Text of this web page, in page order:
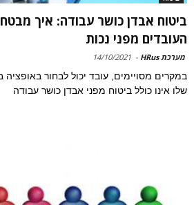
ביטוח אבדן כושר עבודה: איך
העובדים מפני נכות
מערכת HRus -
14/10/2021
במקרים מסויימים, עובד יכול לבחור באופציה
שלו אינו כולל ביטוח מפני אבדן כושר עבודה